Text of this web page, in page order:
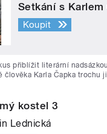
Setkání s Karlem
Koupit
přiblížit literární
člověka Karla Čapka trochu
kostel 3
Lednická